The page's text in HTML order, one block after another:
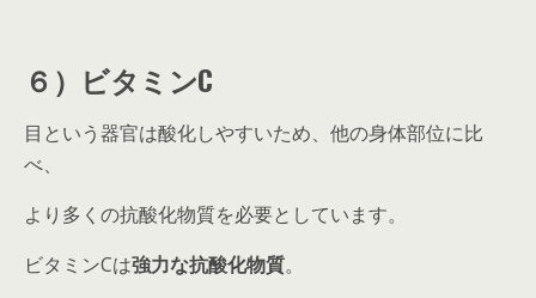
６）ビタミンC
目という器官は酸化しやすいため、他の身体部位に比
べ、
より多くの抗酸化物質を必要としています。
ビタミンCは強力な抗酸化物質。